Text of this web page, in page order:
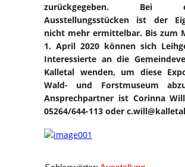
zurückgegeben. Bei
Ausstellungsstücken ist der
nicht mehr ermittelbar. Bis zum
1. April 2020 können sich
Interessierte an die
Kalletal wenden, um diese
Wald- und Forstmuseum
Ansprechpartner ist Corinna
05264/644-113 oder